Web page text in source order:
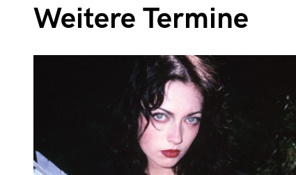
Weitere Termine